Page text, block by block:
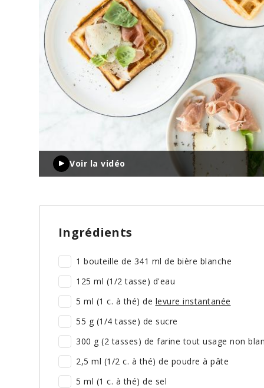
Voir la vidéo
Ingrédients
1 bouteille de 341 ml de bière blanche
125 ml (1/2 tasse) d'eau
5 ml (1 c. à thé) de levure instantanée
55 g (1/4 tasse) de sucre
300 g (2 tasses) de farine tout usage non
2,5 ml (1/2 c. à thé) de poudre à pâte
5 ml (1 c. à thé) de sel